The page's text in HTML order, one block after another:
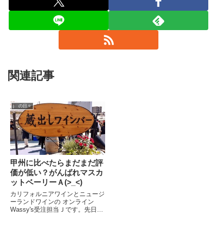
関連記事
j の日々
甲州に比べたらまだまだ評
価が低い？がんばれマスカ
ットベーリーＡ(>_<)
カリフォルニアワインとニュージ
ーランドワインの オンライン
Wassy's受注担当Ｊです。先日